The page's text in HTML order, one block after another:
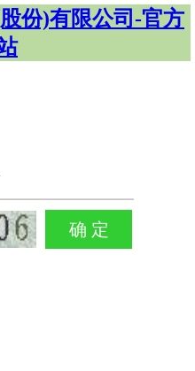
份)有限公司-官方